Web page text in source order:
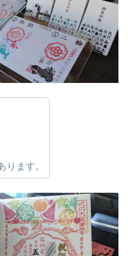
ります。